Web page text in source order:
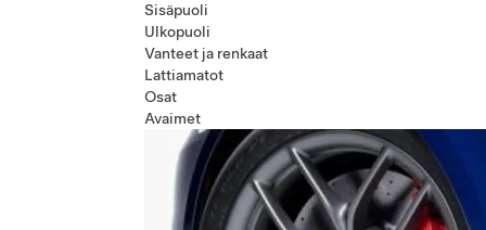
Sisäpuoli
Ulkopuoli
Vanteet ja renkaat
Lattiamatot
Osat
Avaimet